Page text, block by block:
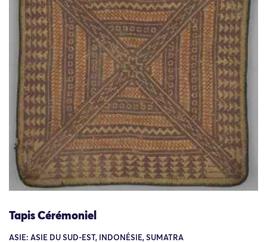
Tapis Cérémoniel
ASIE: ASIE DU SUD-EST, INDONÉSIE, SUMATRA